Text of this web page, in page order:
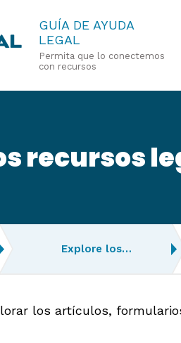
GUÍA DE AYUDA
LEGAL
Permita que lo conectemos
con recursos
recursos
Explore los…
los artículos,